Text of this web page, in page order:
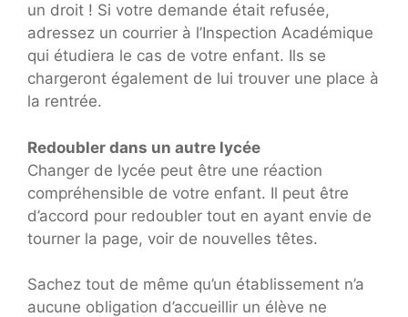
un droit ! Si votre demande était refusée,
adressez un courrier à l’Inspection Académique
qui étudiera le cas de votre enfant. Ils se
chargeront également de lui trouver une place à
la rentrée.
Redoubler dans un autre lycée
Changer de lycée peut être une réaction
compréhensible de votre enfant. Il peut être
d’accord pour redoubler tout en ayant envie de
tourner la page, voir de nouvelles têtes.
Sachez tout de même qu’un établissement n’a
aucune obligation d’accueillir un élève ne